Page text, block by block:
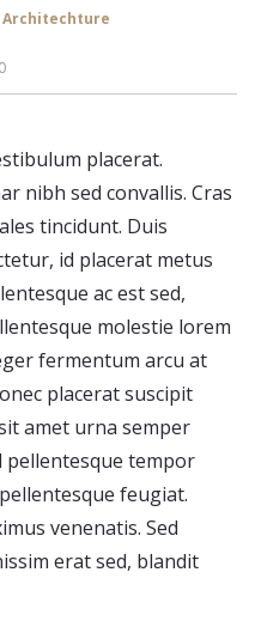
Architechture
0
placerat.
nibh sed convallis. Cras
tincidunt. Duis
id placerat metus
ac est sed,
molestie lorem
fermentum arcu at
placerat suscipit
amet urna semper
pellentesque tempor
feugiat.
venenatis. Sed
erat sed, blandit